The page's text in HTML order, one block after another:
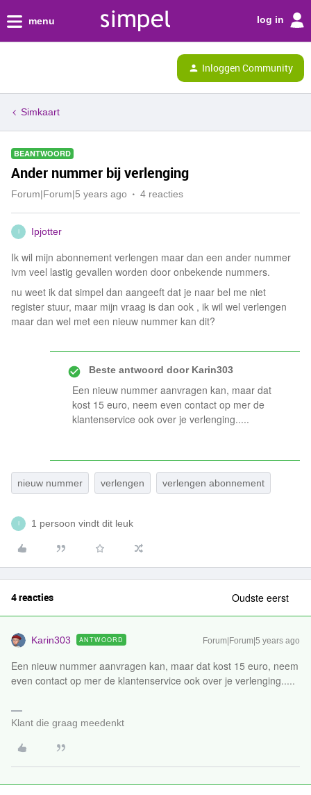
menu log in
Inloggen Community
Simkaart
BEANTWOORD
Ander nummer bij verlenging
Forum|Forum|5 years ago 4 reacties
I Ipjotter
Ik wil mijn abonnement verlengen maar dan een ander nummer
ivm veel lastig gevallen worden door onbekende nummers.
nu weet ik dat simpel dan aangeeft dat je naar bel me niet
register stuur, maar mijn vraag is dan ook , ik wil wel verlengen
maar dan wel met een nieuw nummer kan dit?
Beste antwoord doorKarin303
Een nieuw nummer aanvragen kan, maar dat
kost 15 euro, neem even contact op mer de
klantenservice ook over je verlenging.....
nieuw nummer verlengen verlengen abonnement
I 1 persoon vindt dit leuk
4 reacties Oudste eerst
Karin303 ANTWOORD Forum|Forum|5 years ago
Een nieuw nummer aanvragen kan, maar dat kost 15 euro, neem
even contact op mer de klantenservice ook over je verlenging.....
Klant die graag meedenkt